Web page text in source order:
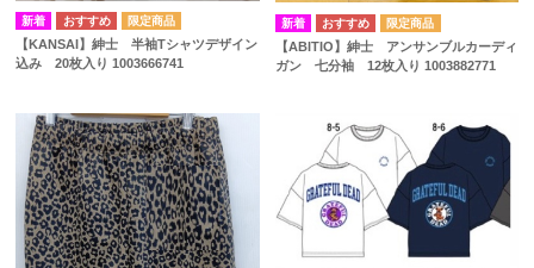
【KANSAI】紳士 半袖Tシャツデザイン
込み 20枚入り 1003666741
【ABITIO】紳士 アンサンブルカーディ
ガン 七分袖 12枚入り 1003882771